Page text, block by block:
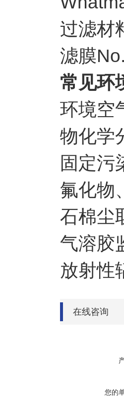
过滤材
滤膜
常见环
环境空
物化学
固定污
氟化物
石棉尘
气溶胶
放射性
在线咨询
您的